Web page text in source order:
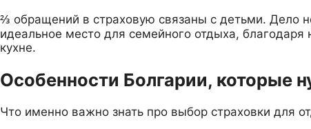
⅔ обращений в страховую связаны с детьми. Дело
идеальное место для семейного отдыха,
кухне.
Особенности Болгарии, которые
Что именно важно знать про выбор страховки для